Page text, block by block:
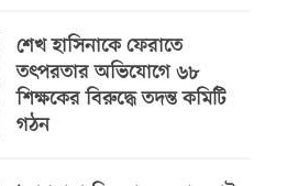
শেখ হাসিনাকে ফেরাতে
তৎপরতার অভিযোগে ৬৮
শিক্ষকের বিরুদ্ধে তদন্ত কমিটি
গঠন